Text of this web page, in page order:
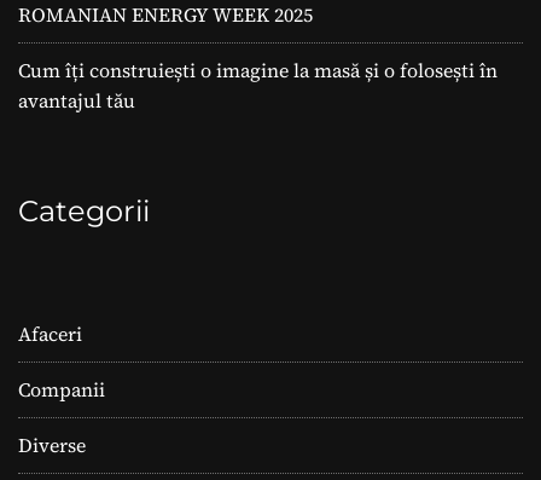
ROMANIAN ENERGY WEEK 2025
Cum îți construiești o imagine la masă și o folosești în
avantajul tău
Categorii
Afaceri
Companii
Diverse